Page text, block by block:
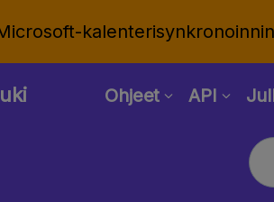
Ohjeet API